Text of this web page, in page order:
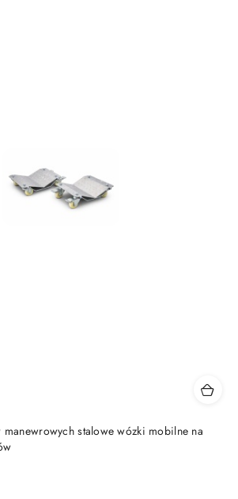
manewrowych stalowe wózki mobilne na